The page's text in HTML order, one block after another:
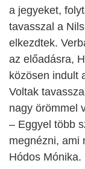
a jegyeket,
tavasszal a
elkezdtek.
az előadásra,
közösen indult
Voltak
nagy örömmel
– Eggyel több
megnézni, ami
Hódos Mónika.